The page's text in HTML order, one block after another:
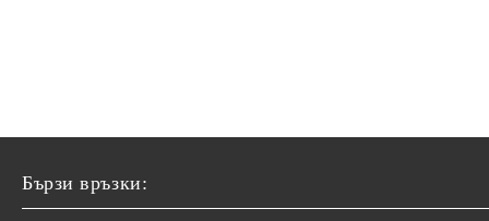
Бързи връзки: